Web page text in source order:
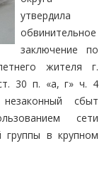
утвердила
обвинительное
заключение по
жителя г.
30 п. «а, г» ч. 4
сбыт
сети
группы в крупном